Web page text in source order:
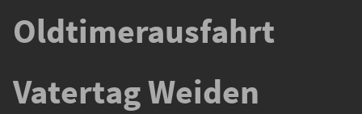
Oldtimerausfahrt
Vatertag Weiden